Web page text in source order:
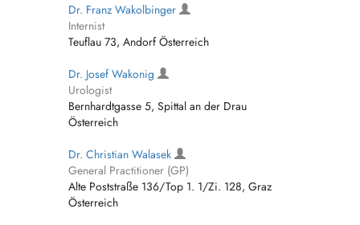
Dr. Franz Wakolbinger
Internist
Teuflau 73, Andorf Österreich
Dr. Josef Wakonig
Urologist
Bernhardtgasse 5, Spittal an der Drau
Österreich
Dr. Christian Walasek
General Practitioner (GP)
Alte Poststraße 136/Top 1. 1/Zi. 128, Graz
Österreich